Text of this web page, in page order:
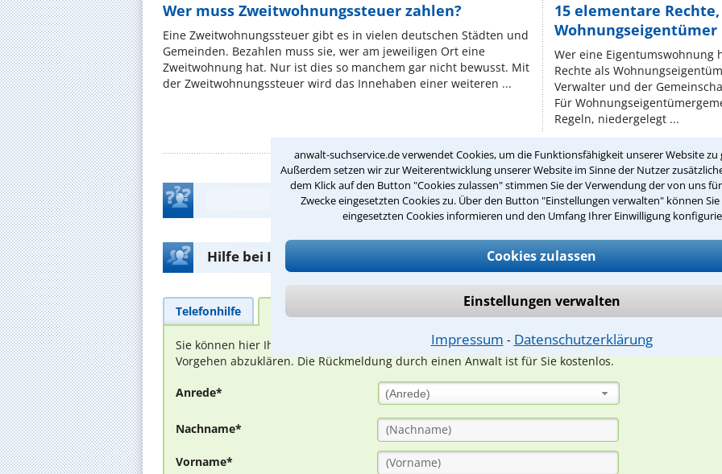
anwalt-suchservice.de verwendet Cookies, um die Funktionsfähigkeit unserer Website zu
Außerdem setzen wir zur Weiterentwicklung unserer Website im Sinne der Nutzer
dem Klick auf den Button "Cookies zulassen" stimmen Sie der Verwendung der von uns
Zwecke eingesetzten Cookies zu. Über den Button "Einstellungen verwalten" können
eingesetzten Cookies informieren und den Umfang Ihrer Einwilligung
Cookies zulassen
Einstellungen verwalten
Impressum ⁃ Datenschutzerklärung
Wer muss Zweitwohnungssteuer zahlen?
Eine Zweitwohnungssteuer gibt es in vielen deutschen Städten und
Gemeinden. Bezahlen muss sie, wer am jeweiligen Ort eine
Zweitwohnung hat. Nur ist dies so manchem gar nicht bewusst. Mit
der Zweitwohnungssteuer wird das Innehaben einer weiteren ...
15 elementare
Wer eine Eigentumswohnung
Rechte als
Verwalter und der
Für
Regeln, niedergelegt ...
Teste Dein Rechtswissen
Hilfe bei Ihrer Anwaltsuche?
Telefonhilfe Beratungsanfrage
Sie können hier Ihren Fall schildern. Anschließend werden sich spezialisierte Rechtsanwälte bei
Vorgehen abzuklären. Die Rückmeldung durch einen Anwalt ist für Sie kostenlos.
Anrede* (Anrede)
Nachname*
Vorname*